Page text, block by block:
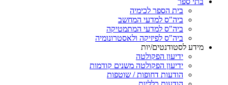
בית הספר לכימיה
ביה"ס למדעי המחשב
ביה"ס למדעי המתמטיקה
ביה"ס לפיזיקה ולאסטרונומיה
מידע לסטודנטים/יות
ידיעון הפקולטה
ידיעון הפקולטה משנים קודמות
הודעות דחופות / שוטפות